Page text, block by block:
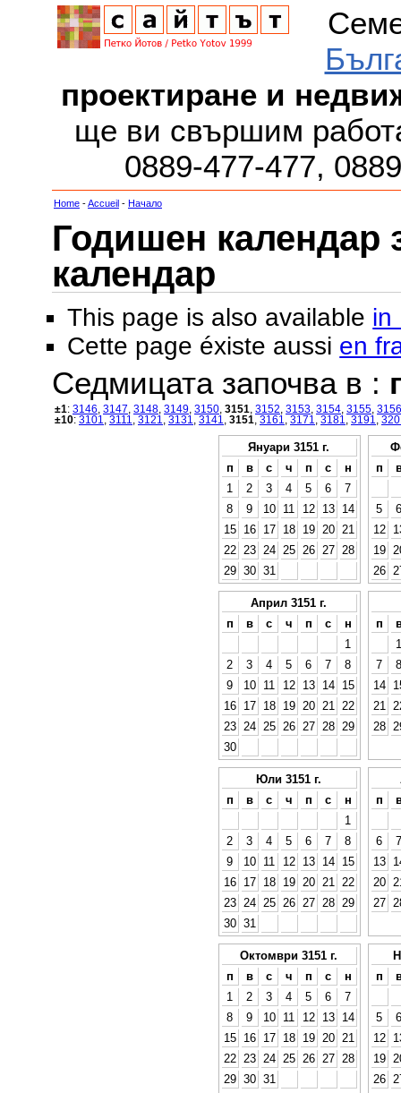
проектиране и
ще ви свършим
0889-477-477,
Home -Accueil - Начало
Годишен календар
календар
This page is also available in
Cette page éxiste aussi en
Седмицата започва в :
±1: 3146 3147 3148 3149 3150 3151 3152 3153 3154 3155 3156
±10: 3101 3111 3121 3131 3141 3151 3161 3171 3181 3191
Януари 3151 г.
п
в с ч п с
н
1
2 3 4 5 6
7
8
9 10 11 12 13
14
15
16 17 18 19 20
21
22
23 24 25 26 27
28
29 30 31
п
5
6
12
19
26
Април 3151 г.
п
в с ч п с
н
1
2
3 4 5 6 7
8
9
10 11 12 13 14
15
16
17 18 19 20 21
22
23
24 25 26 27 28
29
30
п
1
7
8
14
21
28
Юли 3151 г.
п
в с ч п с
н
1
2
3 4 5 6 7
8
9
10 11 12 13 14
15
16
17 18 19 20 21
22
23
24 25 26 27 28
29
30 31
п
6
7
13
20
27
Октомври 3151 г.
п
в с ч п с
н
1
2 3 4 5 6
7
8
9 10 11 12 13
14
15
16 17 18 19 20
21
22
23 24 25 26 27
28
29 30 31
п
5
6
12
19
26